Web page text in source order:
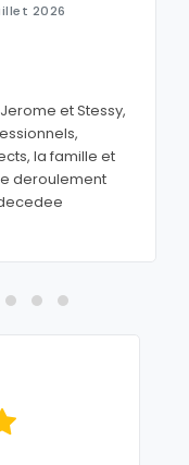
2026
et Stessy,
la famille et
deroulement